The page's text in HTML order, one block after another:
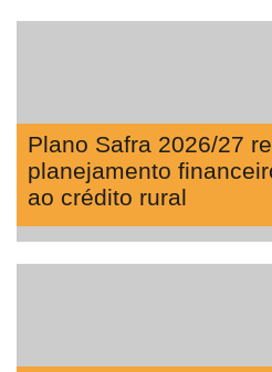
Plano Safra 2026/27
planejamento
ao crédito rural